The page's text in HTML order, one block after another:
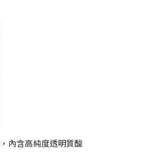
內含高純度透明質酸